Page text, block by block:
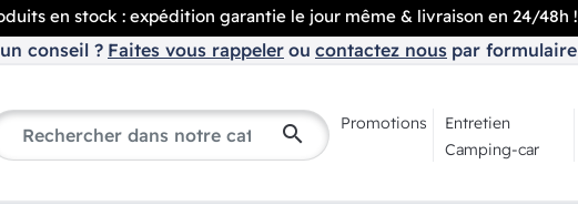
en stock : expédition garantie le jour même & livraison en 24/48h !
conseil ? Faites vous rappeler ou contactez nous par formulaire
search Promotions
Entretien
Camping-car